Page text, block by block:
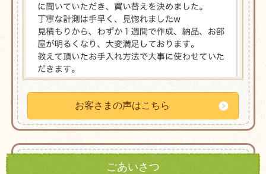
お客さまの声はこちら
ごあいさつ